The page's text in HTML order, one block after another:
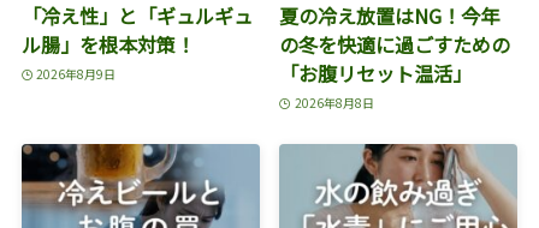
「冷え性」と「ギュルギュ
ル腸」を根本対策！
2026年8月9日
夏の冷え放置はNG！今年
の冬を快適に過ごすための
「お腹リセット温活」
2026年8月8日